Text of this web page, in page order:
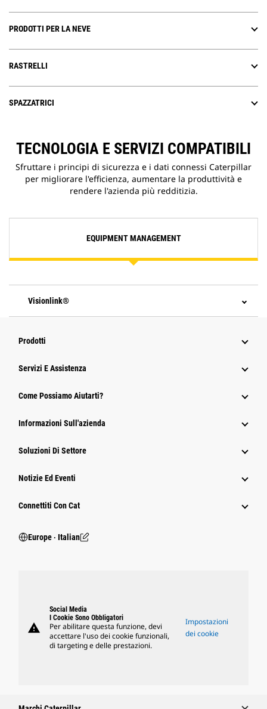
PRODOTTI PER LA NEVE
RASTRELLI
SPAZZATRICI
TECNOLOGIA E SERVIZI COMPATIBILI
Sfruttare i principi di sicurezza e i dati connessi Caterpillar
per migliorare l'efficienza, aumentare la produttività e
rendere l'azienda più redditizia.
EQUIPMENT MANAGEMENT
Visionlink®
Prodotti
Servizi E Assistenza
Come Possiamo Aiutarti?
Informazioni Sull'azienda
Soluzioni Di Settore
Notizie Ed Eventi
Connettiti Con Cat
Europe ‧ Italian
warning
Social Media
I Cookie Sono Obbligatori
Per abilitare questa funzione, devi
accettare l'uso dei cookie funzionali,
di targeting e delle prestazioni.
Impostazioni
dei cookie